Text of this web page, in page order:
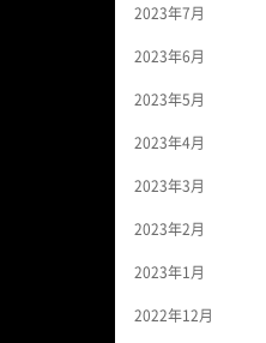
2023年7月
2023年6月
2023年5月
2023年4月
2023年3月
2023年2月
2023年1月
2022年12月